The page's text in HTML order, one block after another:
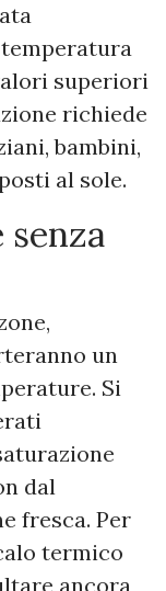
superiori
richiede
bambini,
al sole.
un
Si
dal
fresca. Per
termico
ancora